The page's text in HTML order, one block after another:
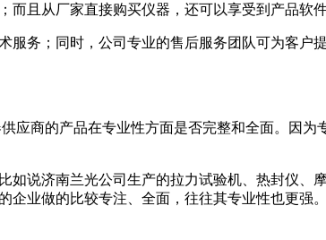
且从厂家直接购买仪器，还可以享受到产品软
务；同时，公司专业的售后服务团队可为客户
应商的产品在专业性方面是否完整和全面。因
说济南兰光公司生产的拉力试验机、热封仪、
业做的比较专注、全面，往往其专业性也更强。